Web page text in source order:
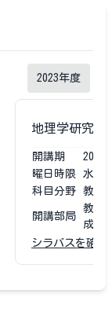
2023年度
地理学研究入
開講期 2023
曜日時限
水3
科目分野
教育
開講部局
教育
成課
シラバスを確認